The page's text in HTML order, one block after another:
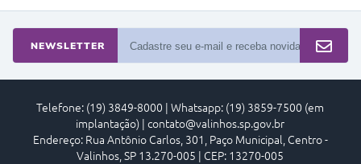
NEWSLETTER
Telefone: (19) 3849-8000 | Whatsapp: (19) 3859-7500 (em
implantação) | contato@valinhos.sp.gov.br
Endereço: Rua Antônio Carlos, 301, Paço Municipal, Centro -
Valinhos, SP 13.270-005 | CEP: 13270-005